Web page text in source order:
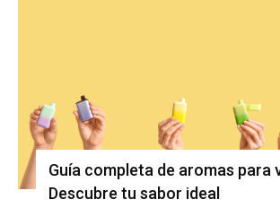
Guía completa de aromas para
Descubre tu sabor ideal